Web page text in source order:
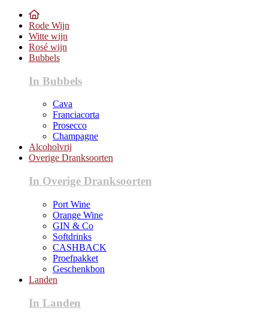
Rode Wijn
Witte wijn
Rosé wijn
Bubbels
In Bubbels
Cava
Franciacorta
Prosecco
Champagne
Alcoholvrij
Overige Dranksoorten
In Overige Dranksoorten
Port Wine
Orange Wine
GIN & Co
Softdrinks
CASHBACK
Proefpakket
Geschenkbon
Landen
In Landen